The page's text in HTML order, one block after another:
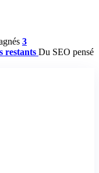
3
restants Du SEO pensé